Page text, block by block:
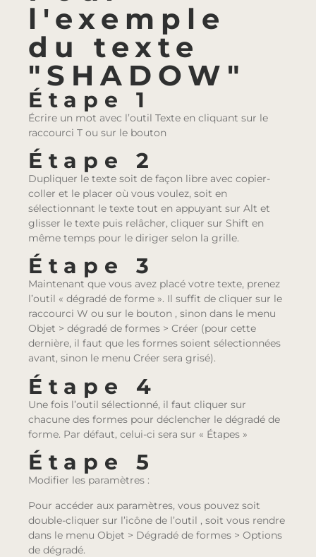
l'exemple
du texte
"SHADOW"
Étape 1
Écrire un mot avec l’outil Texte en cliquant sur le
raccourci T ou sur le bouton
Étape 2
Dupliquer le texte soit de façon libre avec copier-
coller et le placer où vous voulez, soit en
sélectionnant le texte tout en appuyant sur Alt et
glisser le texte puis relâcher, cliquer sur Shift en
même temps pour le diriger selon la grille.
Étape 3
Maintenant que vous avez placé votre texte, prenez
l’outil « dégradé de forme ». Il suffit de cliquer sur le
raccourci W ou sur le bouton , sinon dans le menu
Objet > dégradé de formes > Créer (pour cette
dernière, il faut que les formes soient sélectionnées
avant, sinon le menu Créer sera grisé).
Étape 4
Une fois l’outil sélectionné, il faut cliquer sur
chacune des formes pour déclencher le dégradé de
forme. Par défaut, celui-ci sera sur « Étapes »
Étape 5
Modifier les paramètres :
Pour accéder aux paramètres, vous pouvez soit
double-cliquer sur l’icône de l’outil , soit vous rendre
dans le menu Objet > Dégradé de formes > Options
de dégradé.